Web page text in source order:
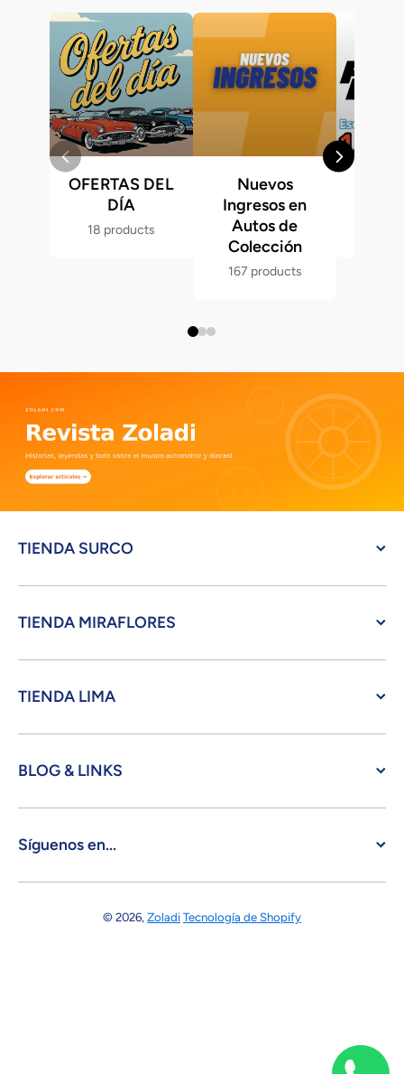
OFERTAS DEL
DÍA
18 products
Nuevos
Ingresos en
Autos de
Colección
167 products
TIENDA SURCO
TIENDA MIRAFLORES
TIENDA LIMA
BLOG & LINKS
Síguenos en...
© 2026,Zoladi Tecnología de Shopify